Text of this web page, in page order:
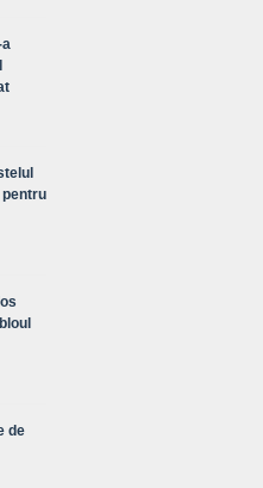
a
de